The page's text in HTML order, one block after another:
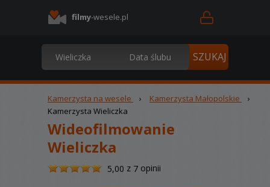
filmy-wesele.pl
Kamerzysta na wesele › Kamerzysta Małopolskie
›
Kamerzysta Wieliczka
Wideofilmowanie
Wieliczka
5,00 /z 7 opinii